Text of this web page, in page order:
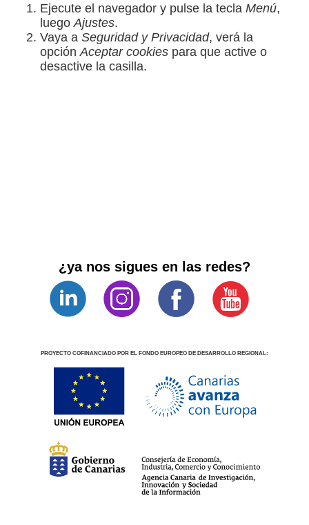
Ejecute el navegador y pulse la tecla Menú,
luego Ajustes.
Vaya a Seguridad y Privacidad, verá la
opción Aceptar cookies para que active o
desactive la casilla.
¿ya nos sigues en las redes?
PROYECTO COFINANCIADO POR EL FONDO EUROPEO DE DESARROLLO REGIONAL: